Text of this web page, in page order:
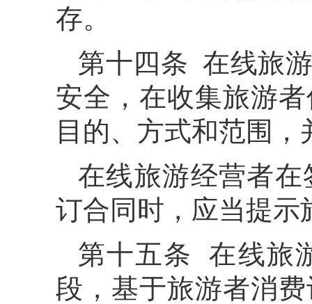
存。
第十四条 在线旅
安全，在收集旅游
目的、方式和范围
在线旅游经营者
订合同时，应当提示
第十五条 在线旅
段，基于旅游者消